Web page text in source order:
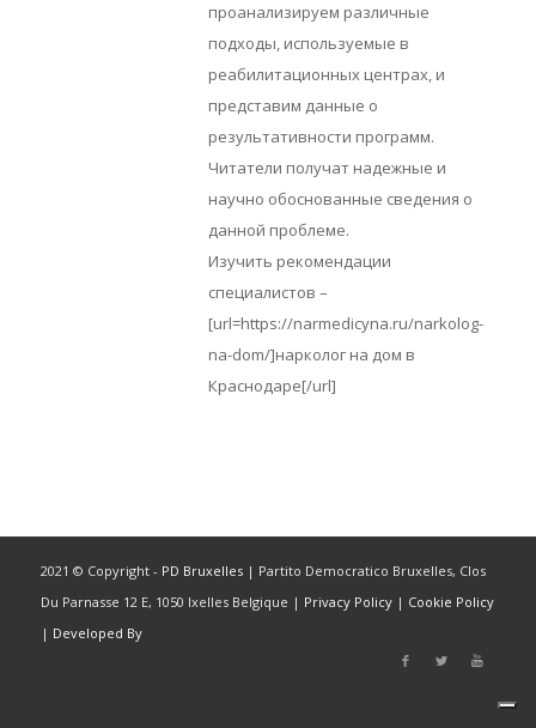
проанализируем различные
подходы, используемые в
реабилитационных центрах, и
представим данные о
результативности программ.
Читатели получат надежные и
научно обоснованные сведения о
данной проблеме.
Изучить рекомендации
специалистов –
[url=https://narmedicyna.ru/narkolog-
na-dom/]нарколог на дом в
Краснодаре[/url]
2021 © Copyright - PD Bruxelles| Partito Democratico Bruxelles, Clos
Du Parnasse 12 E, 1050 Ixelles Belgique | Privacy Policy| Cookie Policy
| Developed By